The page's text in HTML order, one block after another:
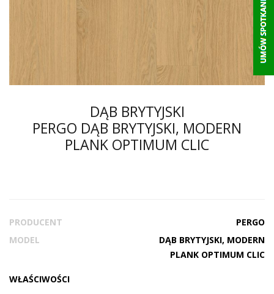
DĄB BRYTYJSKI
PERGO DĄB BRYTYJSKI, MODERN
PLANK OPTIMUM CLIC
PRODUCENT
PERGO
MODEL
DĄB BRYTYJSKI, MODERN
PLANK OPTIMUM CLIC
WŁAŚCIWOŚCI